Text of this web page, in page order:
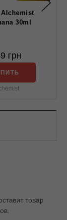
30ml
грн
товар